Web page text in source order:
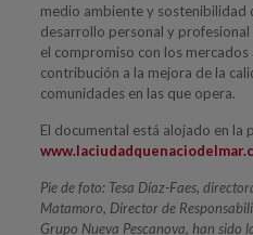
medio ambiente y sostenibilidad
desarrollo personal y
el compromiso con los
contribución a la mejora de la
comunidades en las que opera.
El documental está alojado en la
Pie de foto: Tesa Díaz-Faes,
Matamoro, Director de
Grupo Nueva Pescanova, han sido